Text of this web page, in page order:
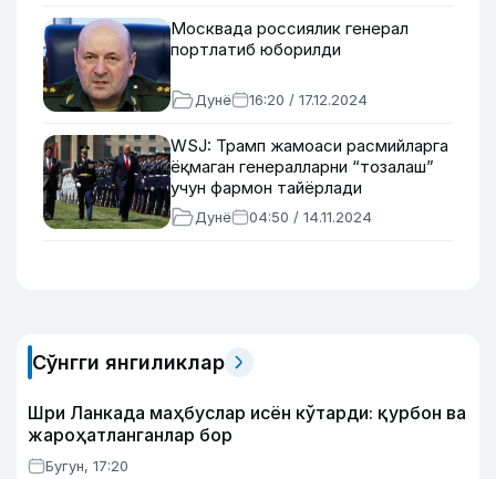
Москвада россиялик генерал
портлатиб юборилди
Дунё 16:20 / 17.12.2024
WSJ: Трамп жамоаси расмийларга
ёқмаган генералларни “тозалаш”
учун фармон тайёрлади
Дунё 04:50 / 14.11.2024
Сўнгги янгиликлар
Шри Ланкада маҳбуслар исён кўтарди: қурбон ва
жароҳатланганлар бор
Бугун, 17:20